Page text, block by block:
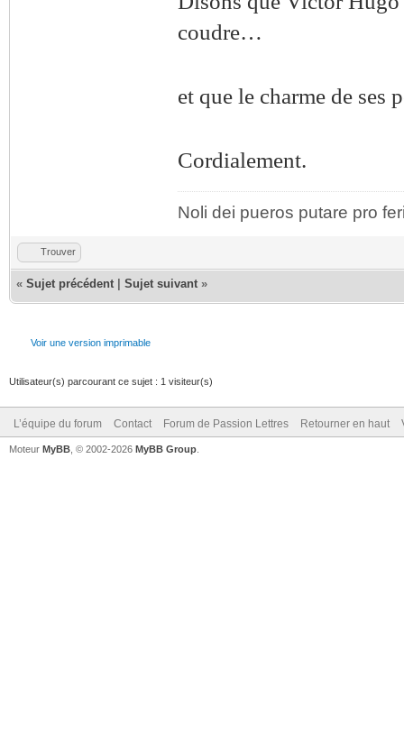
coudre…
et que le charme de ses
Cordialement.
Noli dei pueros putare pro
Trouver
« Sujet précédent Sujet suivant »
Voir une version imprimable
Utilisateur(s) parcourant ce sujet : 1 visiteur(s)
L’équipe du forum Contact Forum de Passion Lettres Retourner en haut
Moteur MyBB , © 2002-2026 MyBB Group